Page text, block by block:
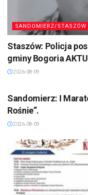
SANDOMIERZ/STASZÓW
Staszów: Policja
gminy Bogoria
2026-08-09
Sandomierz: I
Rośnie”.
2026-08-09